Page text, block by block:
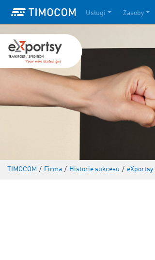
Usługi Zasoby
TIMOCOM / Firma / Historie sukcesu / eXportsy